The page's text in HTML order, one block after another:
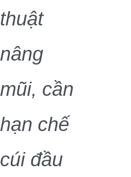
thuật
nâng
mũi, cần
hạn chế
cúi đầu